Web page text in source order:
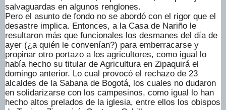
salvaguardas en algunos renglones.
Pero el asunto de fondo no se abordó con el rigor que el
desastre implica. Entonces, a la Casa de Nariño le
resultaron más que funcionales los desmanes del día de
ayer (¿a quién le convenían?) para emberracarse y
propinar otro portazo a los agricultores, como igual lo
había hecho su titular de Agricultura en Zipaquirá el
domingo anterior. Lo cual provocó el rechazo de 23
alcaldes de la Sabana de Bogotá, los cuales no dudaron
en solidarizarse con los campesinos, como igual lo han
hecho altos prelados de la iglesia, entre ellos los obispos